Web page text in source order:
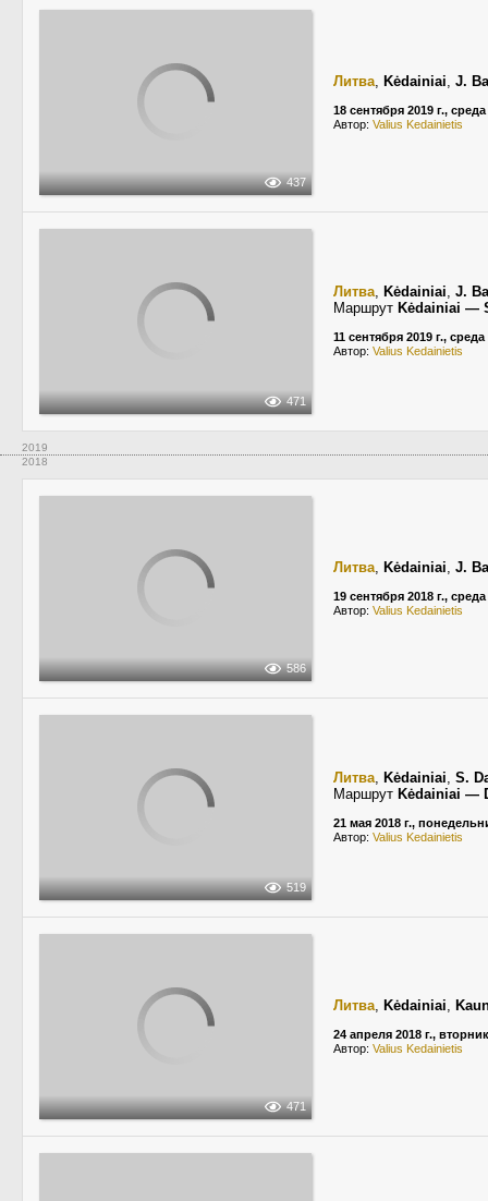
437
Литва, Kėdainiai, J.
18 сентября 2019 г., среда
Автор: Valius Kedainietis
471
Литва, Kėdainiai, J.
Маршрут Kėdainiai —
11 сентября 2019 г., среда
Автор: Valius Kedainietis
2019
2018
586
Литва, Kėdainiai, J.
19 сентября 2018 г., среда
Автор: Valius Kedainietis
519
Литва, Kėdainiai, S.
Маршрут Kėdainiai —
21 мая 2018 г.,
Автор: Valius Kedainietis
471
Литва, Kėdainiai,
24 апреля 2018 г., вторник
Автор: Valius Kedainietis